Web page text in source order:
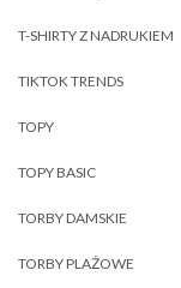
T-SHIRTY Z NADRUKIEM
TIKTOK TRENDS
TOPY
TOPY BASIC
TORBY DAMSKIE
TORBY PLAŻOWE